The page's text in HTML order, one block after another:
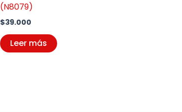
(N8079)
$39.000
Leer más